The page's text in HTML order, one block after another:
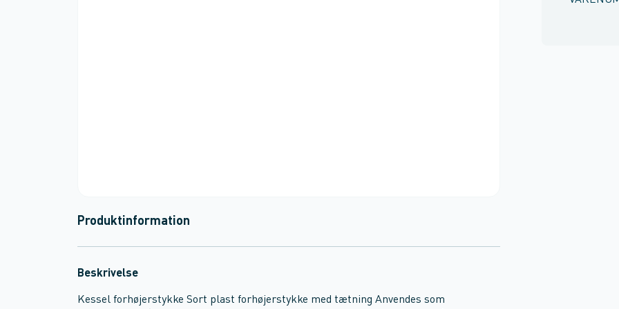
Produktinformation
Beskrivelse
Kessel forhøjerstykke Sort plast forhøjerstykke med tætning Anvendes som